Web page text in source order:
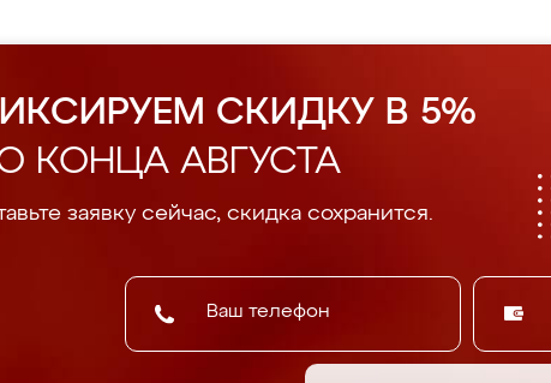
СКИДКУ В 5%
КОНЦА АВГУСТА
заявку сейчас, скидка сохранится.